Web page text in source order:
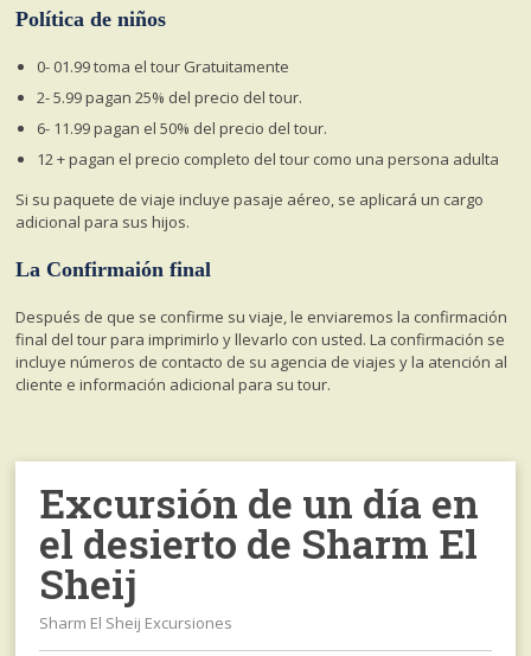
Política de niños
0- 01.99 toma el tour Gratuitamente
2- 5.99 pagan 25% del precio del tour.
6- 11.99 pagan el 50% del precio del tour.
12 + pagan el precio completo del tour como una persona adulta
Si su paquete de viaje incluye pasaje aéreo, se aplicará un cargo
adicional para sus hijos.
La Confirmaión final
Después de que se confirme su viaje, le enviaremos la confirmación
final del tour para imprimirlo y llevarlo con usted. La confirmación se
incluye números de contacto de su agencia de viajes y la atención al
cliente e información adicional para su tour.
Excursión de un día en
el desierto de Sharm El
Sheij
Sharm El Sheij Excursiones